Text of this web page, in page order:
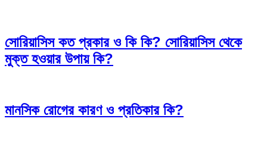
সোরিয়াসিস কত প্রকার ও কি কি? সোরিয়াসিস থেকে
মুক্ত হওয়ার উপায় কি?
মানসিক রোগের কারণ ও প্রতিকার কি?